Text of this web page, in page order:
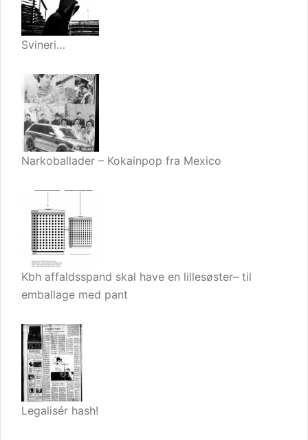
Svineri…
Narkoballader – Kokainpop fra Mexico
Kbh affaldsspand skal have en lillesøster– til
emballage med pant
Legalisér hash!